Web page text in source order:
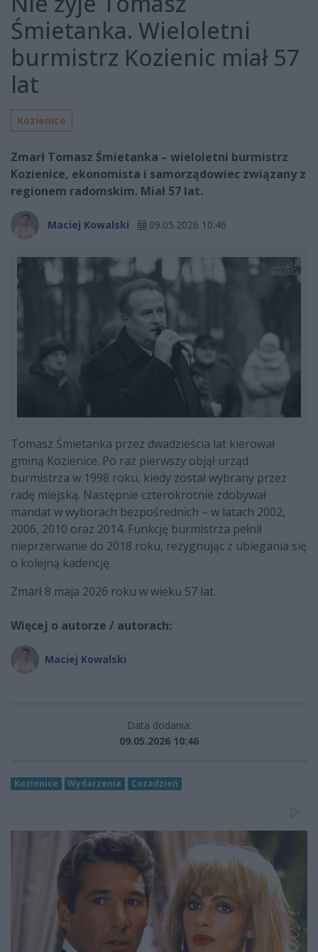
Śmietanka. Wieloletni
burmistrz Kozienic miał 57
lat
Kozienice
Zmarł Tomasz Śmietanka – wieloletni burmistrz
Kozienice, ekonomista i samorządowiec związany z
regionem radomskim. Miał 57 lat.
Maciej Kowalski 09.05.2026 10:46
Tomasz Śmietanka przez dwadzieścia lat kierował
gminą Kozienice. Po raz pierwszy objął urząd
burmistrza w 1998 roku, kiedy został wybrany przez
radę miejską. Następnie czterokrotnie zdobywał
mandat w wyborach bezpośrednich – w latach 2002,
2006, 2010 oraz 2014. Funkcję burmistrza pełnił
nieprzerwanie do 2018 roku, rezygnując z ubiegania się
o kolejną kadencję.
Zmarł 8 maja 2026 roku w wieku 57 lat.
Więcej o autorze / autorach:
Maciej Kowalski
Data dodania:
09.05.2026 10:46
Kozienice Wydarzenia Cozadzień